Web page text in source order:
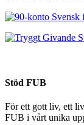
Stöd FUB
För ett gott liv, ett
FUB i vårt unika